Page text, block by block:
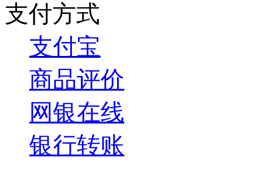
支付方式
支付宝
商品评价
网银在线
银行转账